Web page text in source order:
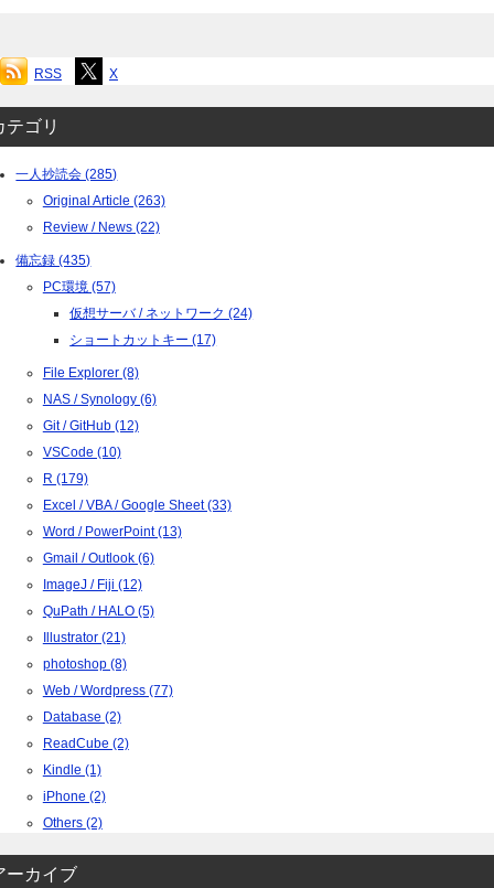
RSS X
テゴリ
一人抄読会 (285)
Original Article (263)
Review / News (22)
備忘録 (435)
PC環境 (57)
仮想サーバ / ネットワーク (24)
ショートカットキー (17)
File Explorer (8)
NAS / Synology (6)
Git / GitHub (12)
VSCode (10)
R (179)
Excel / VBA / Google Sheet (33)
Word / PowerPoint (13)
Gmail / Outlook (6)
ImageJ / Fiji (12)
QuPath / HALO (5)
Illustrator (21)
photoshop (8)
Web / Wordpress (77)
Database (2)
ReadCube (2)
Kindle (1)
iPhone (2)
Others (2)
ーカイブ